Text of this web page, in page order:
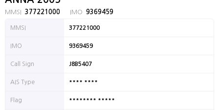
MMSI 377221000 IMO 9369459
MMSI 377221000
IMO 9369459
Call Sign J8B5407
AIS Type **** ****
Flag ******** *****